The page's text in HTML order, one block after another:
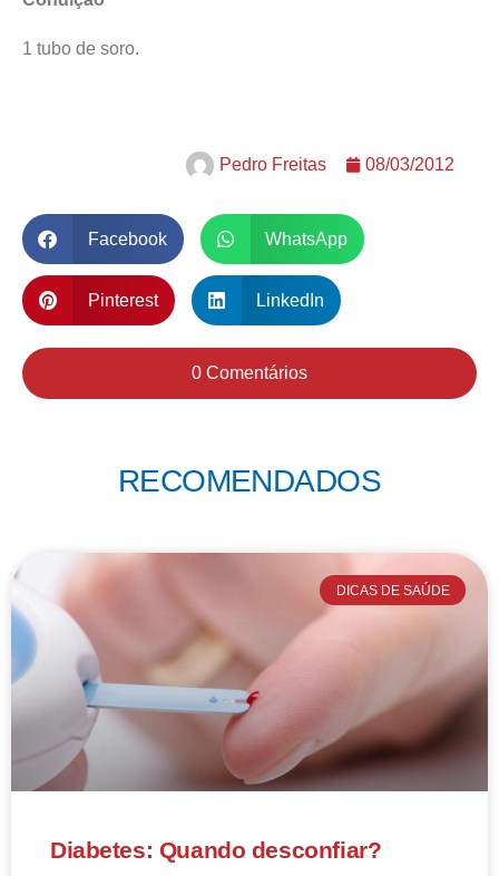
1 tubo de soro.
Pedro Freitas 08/03/2012
Facebook WhatsApp
Pinterest LinkedIn
0 Comentários
RECOMENDADOS
DICAS DE SAÚDE
Diabetes: Quando desconfiar?